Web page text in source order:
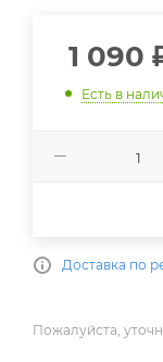
1 090
Есть в
Доставка по
Пожалуйста,